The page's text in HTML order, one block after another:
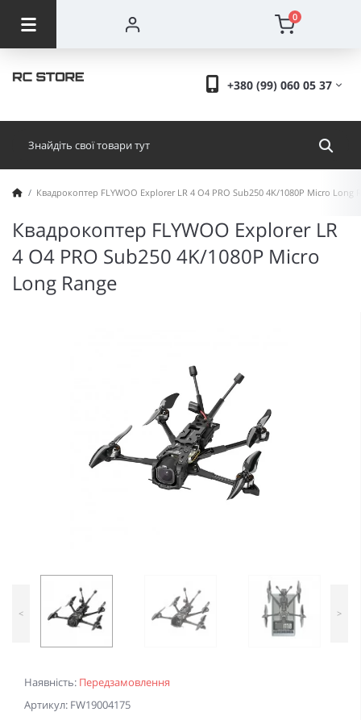
0
+380 (99) 060 05 37
Квадрокоптер FLYWOO Explorer LR 4 O4 PRO Sub250 4K/1080P Micro Long
Квадрокоптер FLYWOO Explorer LR
4 O4 PRO Sub250 4K/1080P Micro
Long Range
Наявність: Передзамовлення
Артикул: FW19004175
< >